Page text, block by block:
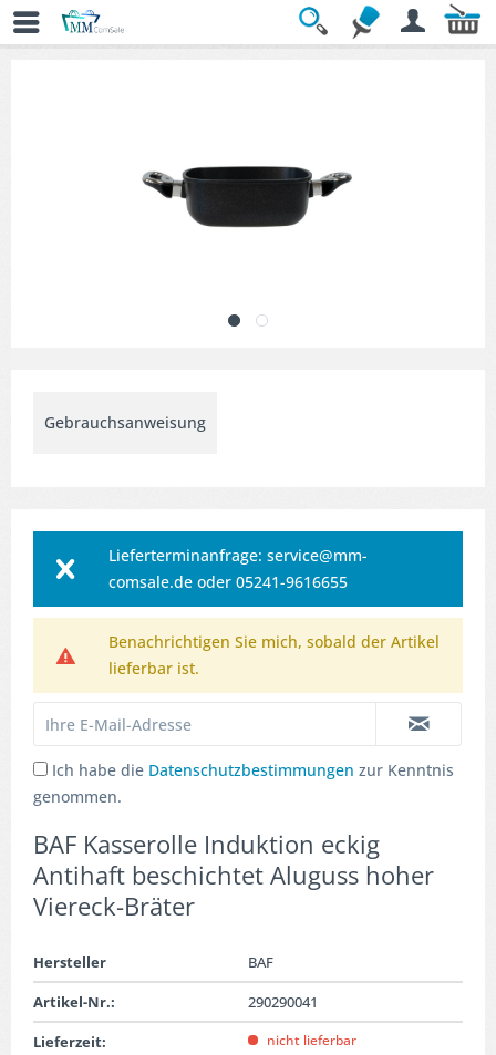
Übersicht
Gebrauchsanweisung
Lieferterminanfrage: service@mm-
comsale.de oder 05241-9616655
Benachrichtigen Sie mich, sobald der Artikel
lieferbar ist.
Ich habe die Datenschutzbestimmungen zur Kenntnis
genommen.
BAF Kasserolle Induktion eckig
Antihaft beschichtet Aluguss hoher
Viereck-Bräter
Hersteller
BAF
Artikel-Nr.:
290290041
Lieferzeit:
nicht lieferbar